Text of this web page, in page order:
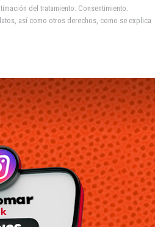
del tratamiento: Consentimiento.
así como otros derechos, como se explica